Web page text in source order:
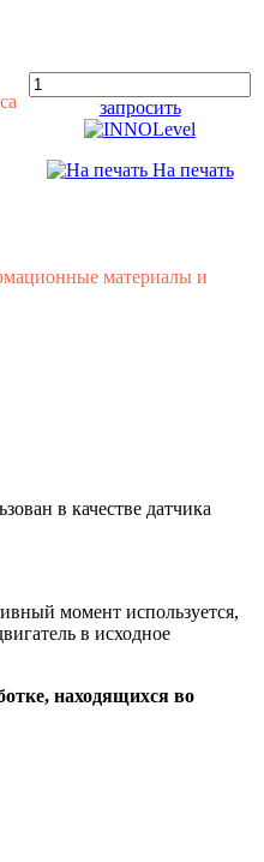
запросить
На печать
материалы и
в качестве датчика
момент используется,
в исходное
находящихся во